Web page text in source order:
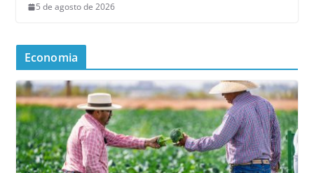
5 de agosto de 2026
Economia